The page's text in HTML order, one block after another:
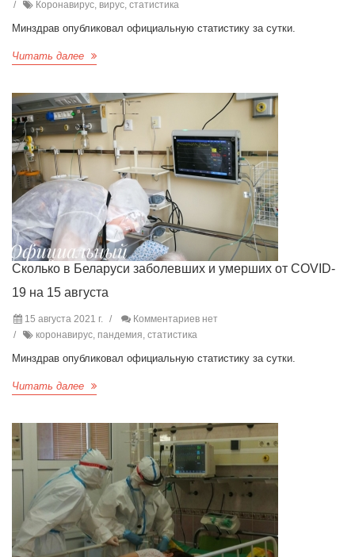
Коронавирус, вирус, статистика
Минздрав опубликовал официальную статистику за сутки.
Читать далее
Сколько в Беларуси заболевших и умерших от COVID-
19 на 15 августа
15 августа 2021 г.
Комментариев нет
коронавирус, пандемия, статистика
Минздрав опубликовал официальную статистику за сутки.
Читать далее